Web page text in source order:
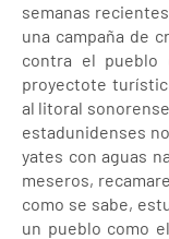
semanas
una campaña de
contra el pueblo
proyectote
al litoral
estadunidenses
yates con aguas
meseros,
como se sabe,
un pueblo como